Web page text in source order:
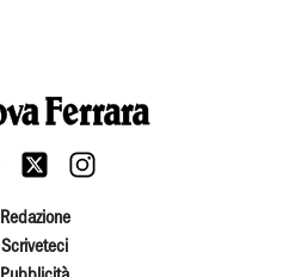
Redazione
Scriveteci